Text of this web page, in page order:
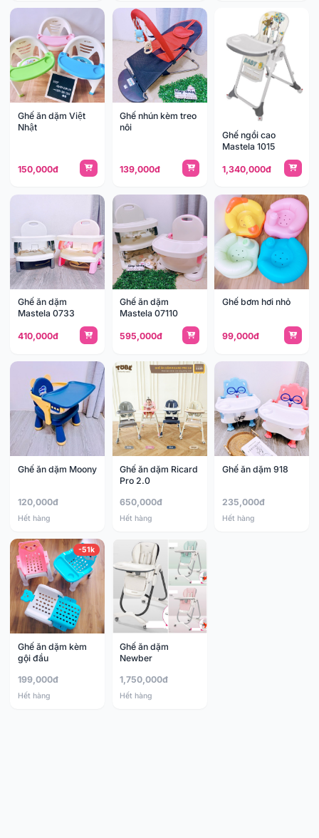
Ghế ăn dặm Việt
Nhật
150,000đ
Ghế nhún kèm treo
nôi
139,000đ
Ghế ngồi cao
Mastela 1015
1,340,000đ
Ghế ăn dặm
Mastela 0733
410,000đ
Ghế ăn dặm
Mastela 07110
595,000đ
Ghế bơm hơi nhỏ
99,000đ
Ghế ăn dặm Moony
120,000đ
Hết hàng
Ghế ăn dặm Ricard
Pro 2.0
650,000đ
Hết hàng
Ghế ăn dặm 918
235,000đ
Hết hàng
-51k
Ghế ăn dặm kèm
gội đầu
199,000đ
Hết hàng
Ghế ăn dặm
Newber
1,750,000đ
Hết hàng